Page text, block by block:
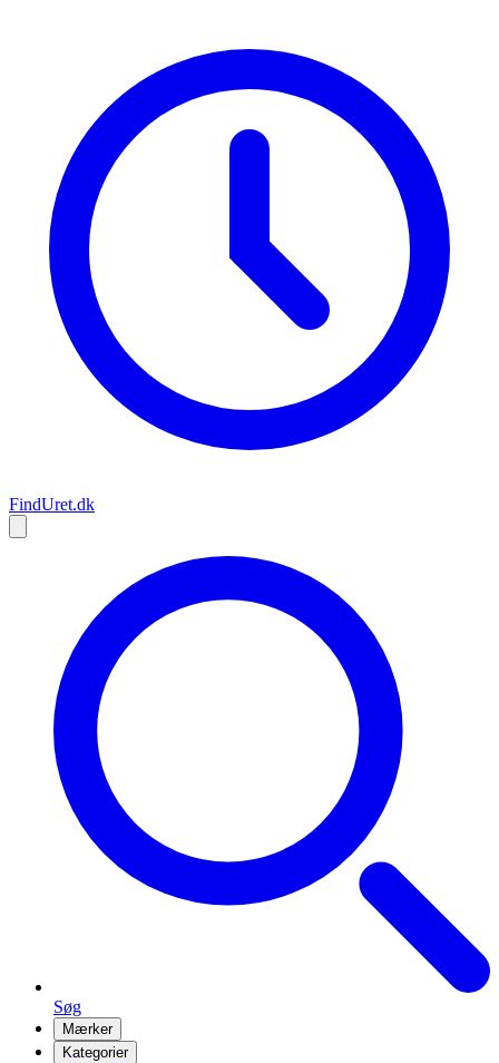
FindUret.dk
Søg
Mærker
Kategorier